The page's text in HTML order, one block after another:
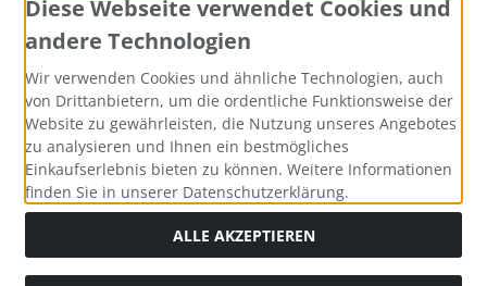
Zahlungsmethoden
Social Media
Diese Webseite verwendet Cookies und
andere Technologien
Wir verwenden Cookies und ähnliche Technologien, auch
von Drittanbietern, um die ordentliche Funktionsweise der
Website zu gewährleisten, die Nutzung unseres Angebotes
zu analysieren und Ihnen ein bestmögliches
Einkaufserlebnis bieten zu können. Weitere Informationen
finden Sie in unserer Datenschutzerklärung.
ALLE AKZEPTIEREN